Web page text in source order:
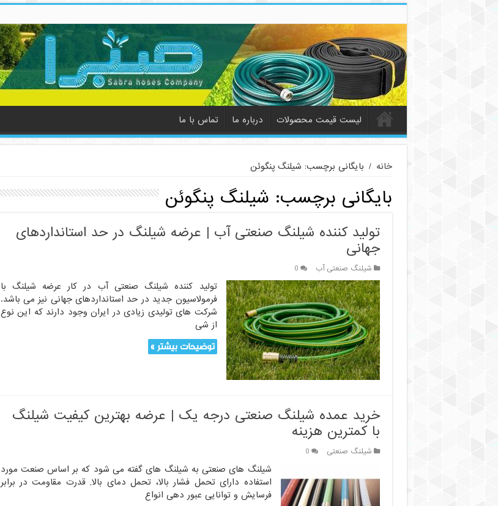
لیست قیمت محصولات درباره ما تماس با ما
خانه / بایگانی برچسب: شیلنگ پنگوئن
بایگانی برچسب: شیلنگ پنگوئن
تولید کننده شیلنگ صنعتی آب | عرضه شیلنگ در حد استانداردهای
جهانی
شیلنگ صنعتی آب 0
تولید کننده شیلنگ صنعتی آب در کار عرضه شیلنگ با
فرمولاسیون جدید در حد استانداردهای جهانی نیز می باشد.
شرکت های تولیدی زیادی در ایران وجود دارند که این نوع
از شی
توضیحات بیشتر »
خرید عمده شیلنگ صنعتی درجه یک | عرضه بهترین کیفیت شیلنگ
با کمترین هزینه
شیلنگ صنعتی 0
شیلنگ های صنعتی به شیلنگ های گفته می شود که بر اساس صنعت مورد
استفاده دارای تحمل فشار بالا، تحمل دمای بالا, قدرت مقاومت در برابر
فرسایش و توانایی عبور دهی انواع